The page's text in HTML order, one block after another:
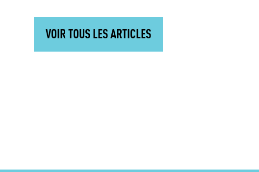
VOIR TOUS LES ARTICLES